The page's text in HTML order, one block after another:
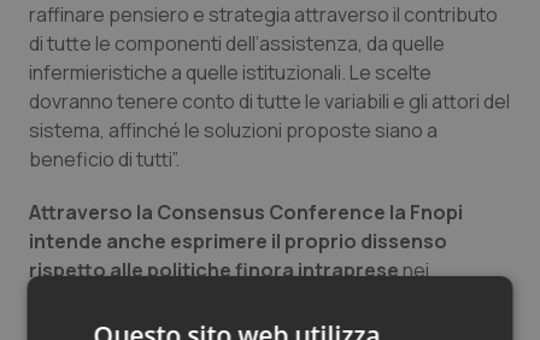
Salute orale & impianti
Sangue & coagulazione
Tiroide
Tumore al seno
Tumore ovarico
raffinare pensiero e strategia attraverso il contributo
di tutte le componenti dell’assistenza, da quelle
infermieristiche a quelle istituzionali. Le scelte
dovranno tenere conto di tutte le variabili e gli attori del
sistema, affinché le soluzioni proposte siano a
beneficio di tutti”.
Attraverso la Consensus Conference la Fnopi
intende anche esprimere il proprio dissenso
rispetto alle politiche finora intrapresenei
modalità differenti da quelle tipiche delle rivendicazioni